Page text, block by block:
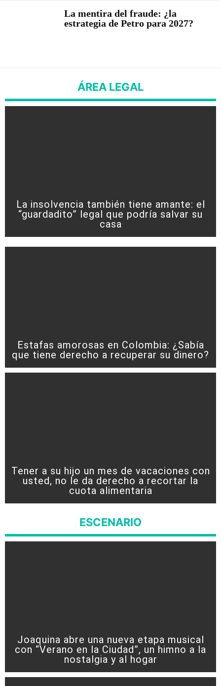
La mentira del fraude: ¿la
estrategia de Petro para 2027?
ÁREA LEGAL
La insolvencia también tiene amante: el
“guardadito” legal que podría salvar su
casa
Estafas amorosas en Colombia: ¿Sabía
que tiene derecho a recuperar su dinero?
Tener a su hijo un mes de vacaciones con
usted, no le da derecho a recortar la
cuota alimentaria
ESCENARIO
Joaquina abre una nueva etapa musical
con “Verano en la Ciudad”, un himno a la
nostalgia y al hogar